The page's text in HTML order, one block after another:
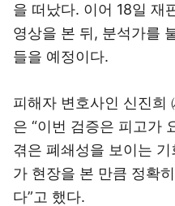
을 떠났다. 이어 18일 재
영상을 본 뒤, 분석가를
들을 예정이다.
피해자 변호사인 신진희
은 “이번 검증은 피고가
겪은 폐쇄성을 보이는
가 현장을 본 만큼 정확
다”고 했다.